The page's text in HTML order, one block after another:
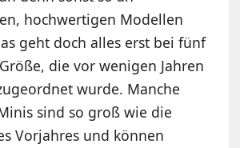
hochwertigen Modellen
geht doch alles erst bei fünf
die vor wenigen Jahren
wurde. Manche
sind so groß wie die
Vorjahres und können